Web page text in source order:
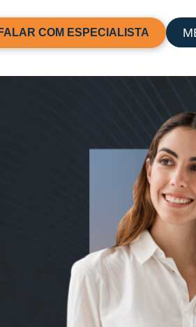
FALAR COM ESPECIALISTA